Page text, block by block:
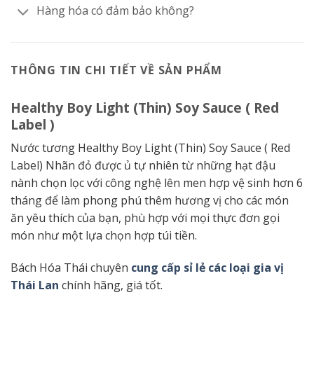
Hàng hóa có đảm bảo không?
THÔNG TIN CHI TIẾT VỀ SẢN PHẨM
Healthy Boy Light (Thin) Soy Sauce ( Red
Label )
Nước tương Healthy Boy Light (Thin) Soy Sauce ( Red
Label) Nhãn đỏ được ủ tự nhiên từ những hạt đậu
nành chọn lọc với công nghệ lên men hợp vệ sinh hơn 6
tháng để làm phong phú thêm hương vị cho các món
ăn yêu thích của bạn, phù hợp với mọi thực đơn gọi
món như một lựa chọn hợp túi tiền.
Bách Hóa Thái chuyên cung cấp sỉ lẻ các loại gia vị
Thái Lan chính hãng, giá tốt.